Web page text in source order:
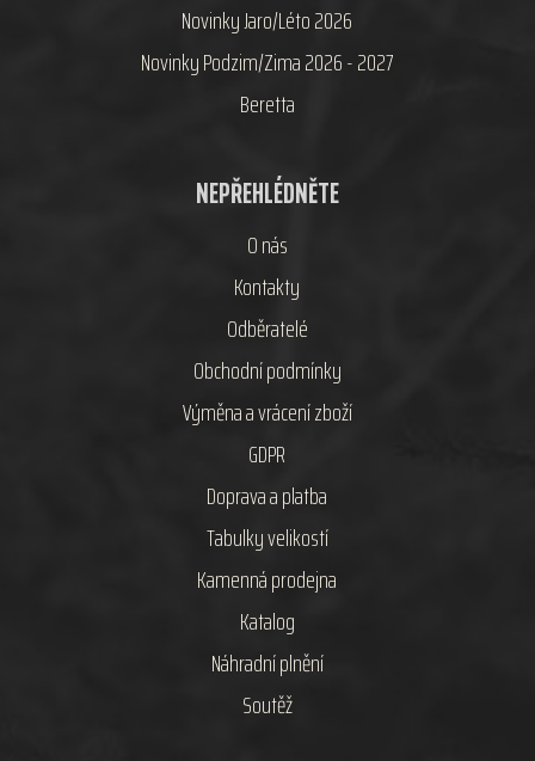
Novinky Jaro/Léto 2026
Novinky Podzim/Zima 2026 - 2027
Beretta
NEPŘEHLÉDNĚTE
O nás
Kontakty
Odběratelé
Obchodní podmínky
Výměna a vrácení zboží
GDPR
Doprava a platba
Tabulky velikostí
Kamenná prodejna
Katalog
Náhradní plnění
Soutěž